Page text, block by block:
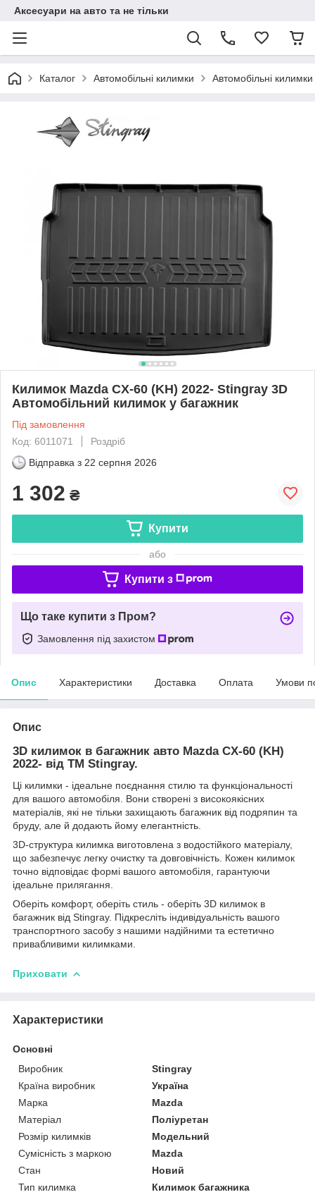
Аксесуари на авто та не тільки
Каталог Автомобільні килимки Автомобільні
Килимок Mazda CX-60 (KH) 2022- Stingray 3D
Автомобільний килимок у багажник
Під замовлення
Код: 6011071
Роздріб
Відправка з 22 серпня 2026
1 302 ₴
Купити
або
Купити з
Що таке купити з Пром?
Замовлення під захистом
Опис Характеристики Доставка Оплата Умови
Опис
3D килимок в багажник авто Mazda CX-60 (KH)
2022- від TM Stingray.
Ці килимки - ідеальне поєднання стилю та функціональності
для вашого автомобіля. Вони створені з високоякісних
матеріалів, які не тільки захищають багажник від подряпин та
бруду, але й додають йому елегантність.
3D-структура килимка виготовлена з водостійкого матеріалу,
що забезпечує легку очистку та довговічність. Кожен килимок
точно відповідає формі вашого автомобіля, гарантуючи
ідеальне прилягання.
Оберіть комфорт, оберіть стиль - оберіть 3D килимок в
багажник від Stingray. Підкресліть індивідуальність вашого
транспортного засобу з нашими надійними та естетично
привабливими килимками.
Приховати
Характеристики
Основні
Виробник
Stingray
Країна виробник
Україна
Марка
Mazda
Матеріал
Поліуретан
Розмір килимків
Модельний
Сумісність з маркою
Mazda
Стан
Новий
Тип килимка
Килимок багажника